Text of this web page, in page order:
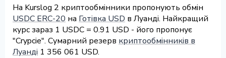
На Kurslog 2 криптообмінники пропонують обмін
USDC ERC-20 на Готівка USD в Луанді. Найкращий
курс зараз 1 USDC = 0.91 USD - його пропонує
"Crypcie". Сумарний резерв криптообмінників в
Луанді 1 356 061 USD.